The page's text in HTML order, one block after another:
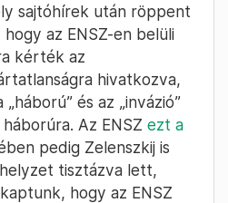
sajtóhírek után röppent
az ENSZ-en belüli
kérték az
hivatkozva,
és az „invázió”
Az ENSZ ezt a
pedig Zelenszkij is
tisztázva lett,
hogy az ENSZ